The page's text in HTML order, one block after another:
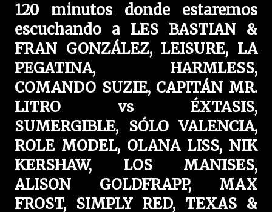
120 minutos donde estaremos
escuchando a LES BASTIAN &
FRAN GONZÁLEZ, LEISURE, LA
PEGATINA, HARMLESS,
COMANDO SUZIE, CAPITÁN MR.
LITRO vs ÉXTASIS,
SUMERGIBLE, SÓLO VALENCIA,
ROLE MODEL, OLANA LISS, NIK
KERSHAW, LOS MANISES,
ALISON GOLDFRAPP, MAX
FROST, SIMPLY RED, TEXAS &